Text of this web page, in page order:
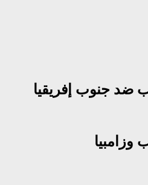
ضد جنوب إفريقيا
وزامبيا